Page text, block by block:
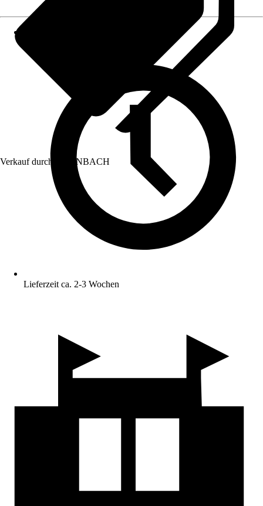
Verkauf durch: HORNBACH
Lieferzeit ca. 2-3 Wochen